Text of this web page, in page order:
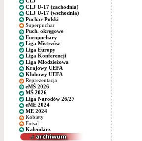
CLJ U-17 (zachodnia)
CLJ U-17 (wschodnia)
Puchar Polski
Superpuchar
Puch. okręgowe
Europuchary
Liga Mistrzów
Liga Europy
Liga Konferencji
Liga Młodzieżowa
Krajowy UEFA
Klubowy UEFA
Reprezentacja
eMŚ 2026
MŚ 2026
Liga Narodów 26/27
eME 2024
ME 2024
Kobiety
Futsal
Kalendarz